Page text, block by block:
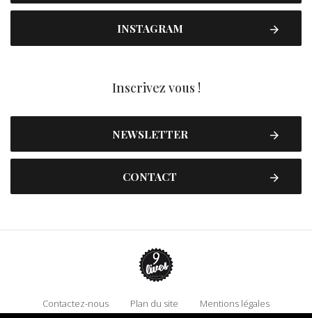
INSTAGRAM
Inscrivez vous !
NEWSLETTER
CONTACT
Contactez-nous Plan du site Mentions légales